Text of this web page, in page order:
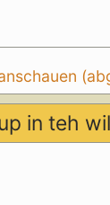
in teh